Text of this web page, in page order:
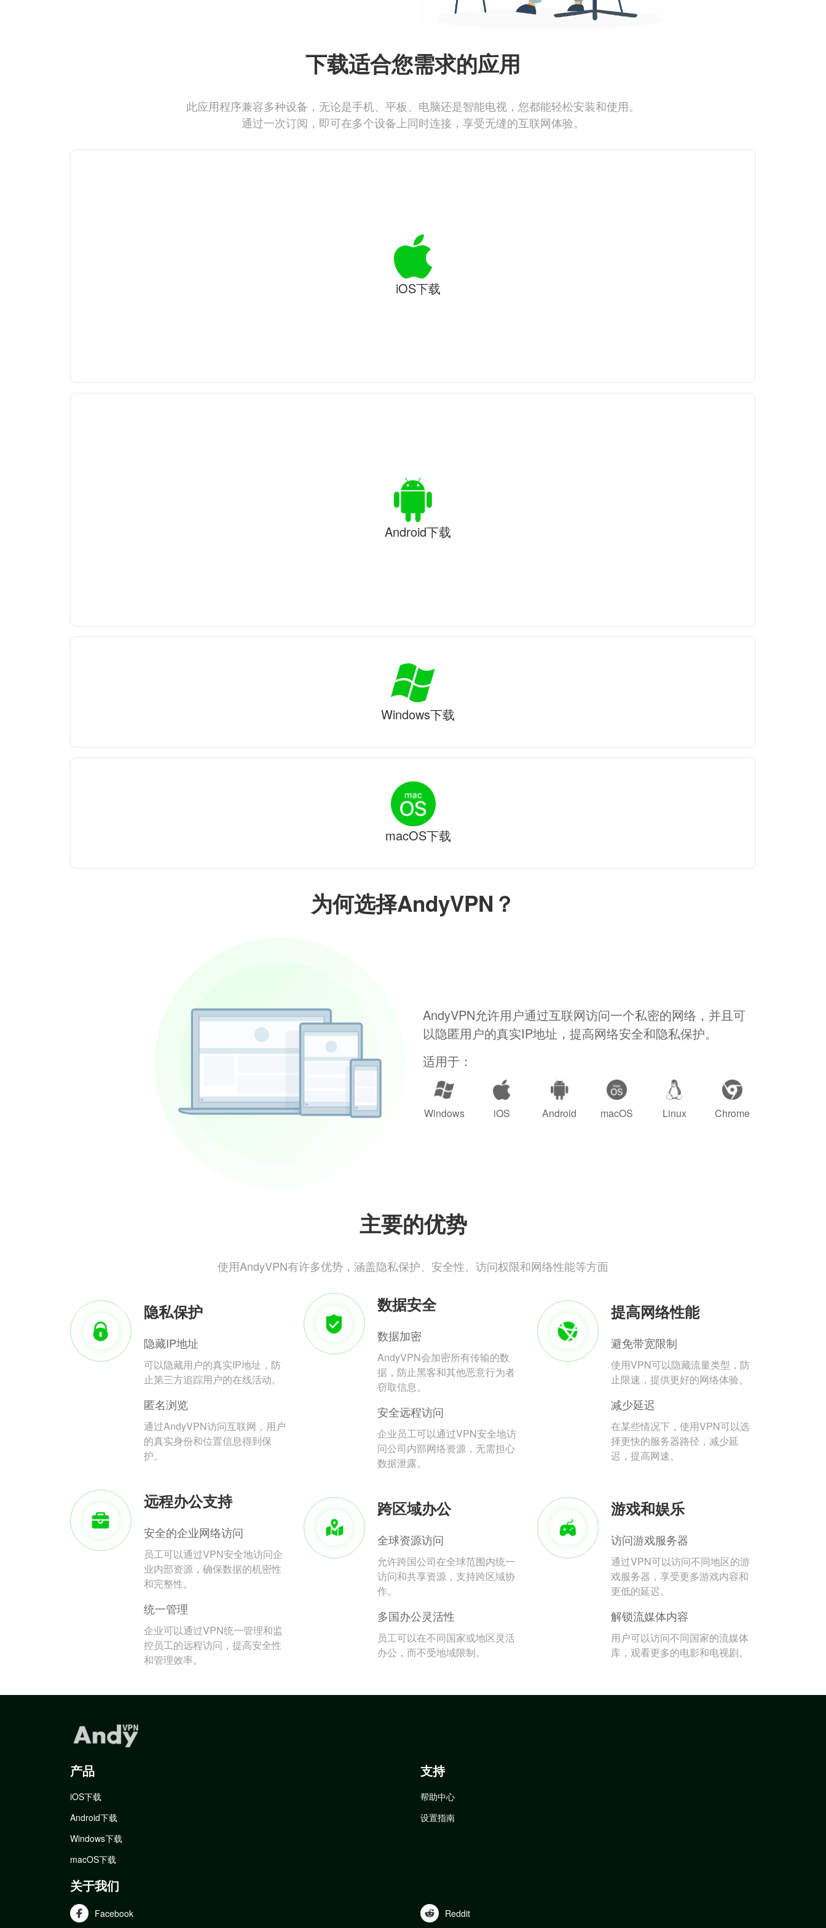
为何选择AndyVPN？
AndyVPN允许用户通过互联网访问一个私密的网络，并且可
以隐匿用户的真实IP地址，提高网络安全和隐私保护。
适用于：
Windows iOS Android macOS Linux Chrome
主要的优势
使用AndyVPN有许多优势，涵盖隐私保护、安全性、访问权限和网络性能等方面
隐私保护
隐藏IP地址
可以隐藏用户的真实IP地址，防
止第三方追踪用户的在线活动。
匿名浏览
通过AndyVPN访问互联网，用户
的真实身份和位置信息得到保
护。
数据安全
数据加密
AndyVPN会加密所有传输的数
据，防止黑客和其他恶意行为者
窃取信息。
安全远程访问
企业员工可以通过VPN安全地访
问公司内部网络资源，无需担心
数据泄露。
提高网络性能
避免带宽限制
使用VPN可以隐藏流量类型，防
止限速，提供更好的网络体验。
减少延迟
在某些情况下，使用VPN可以选
择更快的服务器路径，减少延
迟，提高网速。
远程办公支持
安全的企业网络访问
员工可以通过VPN安全地访问企
业内部资源，确保数据的机密性
和完整性。
统一管理
企业可以通过VPN统一管理和监
控员工的远程访问，提高安全性
和管理效率。
跨区域办公
全球资源访问
允许跨国公司在全球范围内统一
访问和共享资源，支持跨区域协
作。
多国办公灵活性
员工可以在不同国家或地区灵活
办公，而不受地域限制。
游戏和娱乐
访问游戏服务器
通过VPN可以访问不同地区的游
戏服务器，享受更多游戏内容和
更低的延迟。
解锁流媒体内容
用户可以访问不同国家的流媒体
库，观看更多的电影和电视剧。
下载适合您需求的应用
此应用程序兼容多种设备，无论是手机、平板、电脑还是智能电视，您都能轻松安装和使用。
通过一次订阅，即可在多个设备上同时连接，享受无缝的互联网体验。
iOS下载
Android下载
Windows下载
macOS下载
产品
iOS下载
Android下载
Windows下载
macOS下载
支持
帮助中心
设置指南
关于我们
Facebook Reddit